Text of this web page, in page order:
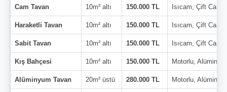
Cam Tavan 10m² altı 150.000 TL Isıcam, Çift Cam
Haraketli Tavan 10m² altı 150.000 TL Isıcam, Çift Cam
Sabit Tavan 10m² altı 150.000 TL Isıcam, Çift Cam
Kış Bahçesi 10m² altı 150.000 TL Motorlu,
Alüminyum Tavan 20m² üstü 280.000 TL Motorlu,